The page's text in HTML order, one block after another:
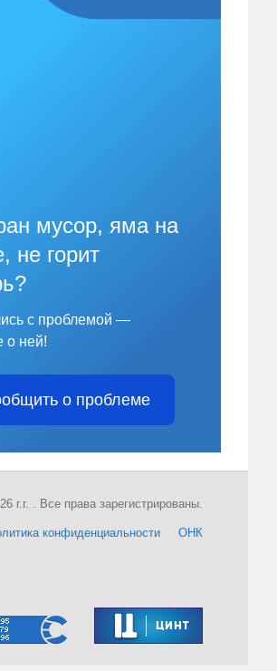
мусор, яма на
не горит
с проблемой —
о ней!
о проблеме
конфиденциальности ОНК
г.г. . Все права зарегистрированы.